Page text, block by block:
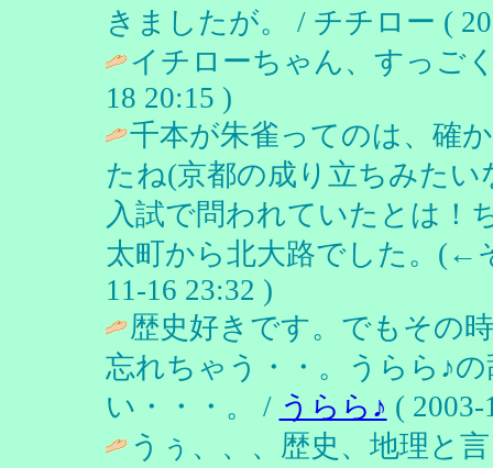
きましたが。 / チチロー (
イチローちゃん、すっご
18 20:15 )
千本が朱雀ってのは、確
たね(京都の成り立ちみた
入試で問われていたとは！
太町から北大路でした。(←
11-16 23:32 )
歴史好きです。でもその
忘れちゃう・・。うらら♪
い・・・。 / うらら♪ ( 2003-
うぅ、、、歴史、地理と